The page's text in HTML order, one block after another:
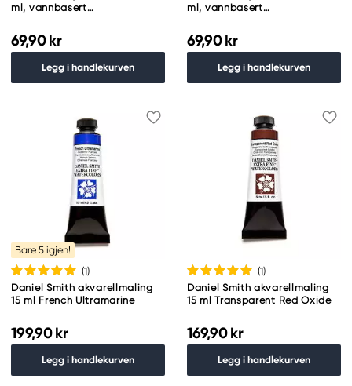
ml, vannbasert
69,90 kr
Legg i handlekurven
ml, vannbasert
69,90 kr
Legg i handlekurven
Bare 5 igjen!
(1)
Daniel Smith akvarellmaling
15 ml French Ultramarine
199,90 kr
Legg i handlekurven
(1)
Daniel Smith akvarellmaling
15 ml Transparent Red Oxide
169,90 kr
Legg i handlekurven